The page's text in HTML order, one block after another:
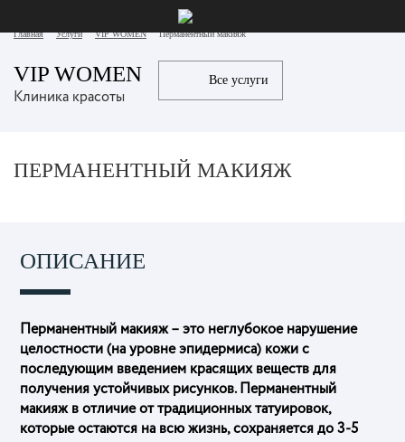
Главная Услуги VIP WOMEN Перманентный макияж
VIP WOMEN
Клиника красоты
Все услуги
ПЕРМАНЕНТНЫЙ МАКИЯЖ
ОПИСАНИЕ
Перманентный макияж – это неглубокое нарушение
целостности (на уровне эпидермиса) кожи с
последующим введением красящих веществ для
получения устойчивых рисунков. Перманентный
макияж в отличие от традиционных татуировок,
которые остаются на всю жизнь, сохраняется до 3-5